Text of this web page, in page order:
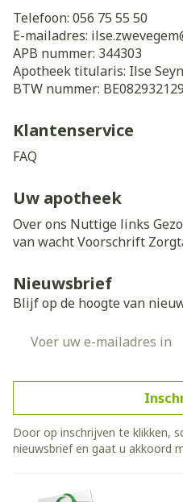
Telefoon: 056 75 55 50
E-mailadres:
APB nummer: 344303
Apotheek titularis: Ilse
BTW nummer:
Klantenservice
FAQ
Uw apotheek
Over ons Nuttige links
van wachtVoorschrift
Nieuwsbrief
Blijf op de hoogte van
Door op inschrijven te klikken,
nieuwsbrief en gaat u akkoord